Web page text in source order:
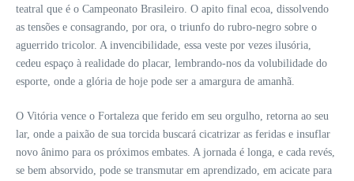
teatral que é o Campeonato Brasileiro. O apito final ecoa, dissolvendo
as tensões e consagrando, por ora, o triunfo do rubro-negro sobre o
aguerrido tricolor. A invencibilidade, essa veste por vezes ilusória,
cedeu espaço à realidade do placar, lembrando-nos da volubilidade do
esporte, onde a glória de hoje pode ser a amargura de amanhã.
O Vitória vence o Fortaleza que ferido em seu orgulho, retorna ao seu
lar, onde a paixão de sua torcida buscará cicatrizar as feridas e insuflar
novo ânimo para os próximos embates. A jornada é longa, e cada revés,
se bem absorvido, pode se transmutar em aprendizado, em acicate para